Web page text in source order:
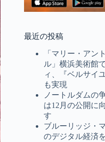
最近の投稿
「マリー・アン
ル」横浜美術館
ィ、『ベルサイ
も実現
ノートルダムの
は12月の公開に
す
ブルーリッジ・
のデジタル経済